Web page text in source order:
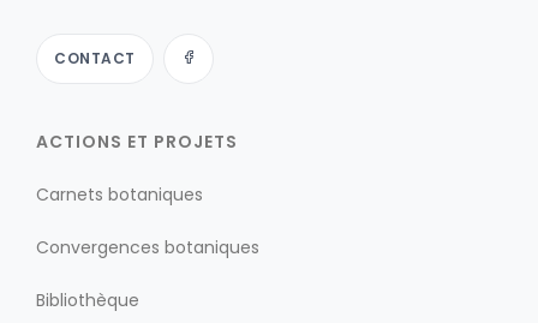
CONTACT
ACTIONS ET PROJETS
Carnets botaniques
Convergences botaniques
Bibliothèque